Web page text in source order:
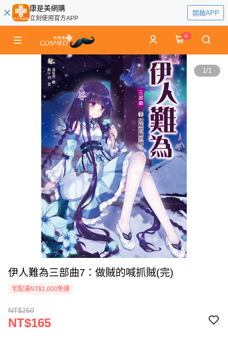
康是美網購
立刻使用官方APP
開啟APP
0
1/1
伊人難為三部曲7：做賊的喊抓賊(完)
宅配滿NT$1,000免運
NT$250
NT$165